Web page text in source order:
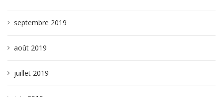
septembre 2019
août 2019
juillet 2019